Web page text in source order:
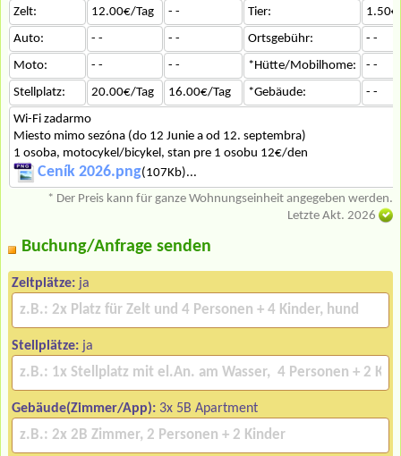
Zelt: 12.00€/Tag - - Tier:
Auto:
- - - - Ortsgebühr:
- -
Moto:
- - - - *Hütte/Mobilhome:
- -
Stellplatz:
20.00€/Tag 16.00€/Tag *Gebäude:
- -
Wi-Fi zadarmo
Miesto mimo sezóna (do 12 Junie a od 12. septembra)
​1 osoba, motocykel/bicykel, stan pre 1 osobu 12€/den
Ceník 2026.png(107Kb)...
* Der Preis kann für ganze Wohnungseinheit angegeben werden.
Letzte Akt. 2026
Buchung/Anfrage senden
Zeltplätze: ja
Stellplätze: ja
Gebäude(Zimmer/App): 3x 5B Apartment